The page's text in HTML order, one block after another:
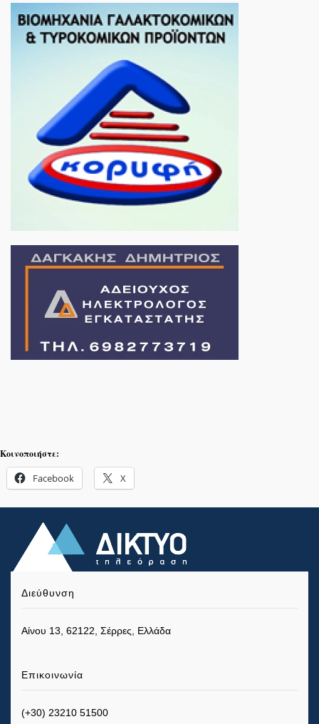
Κοινοποιήστε:
Facebook X
Διεύθυνση
Αίνου 13, 62122, Σέρρες, Ελλάδα
Επικοινωνία
(+30) 23210 51500